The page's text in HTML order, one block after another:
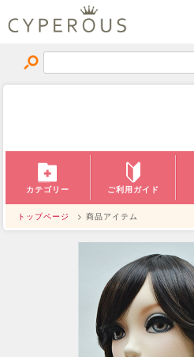
カテゴリー ご利用ガイド
トップページ > 商品アイテム